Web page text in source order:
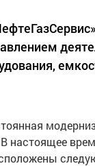
настоящее